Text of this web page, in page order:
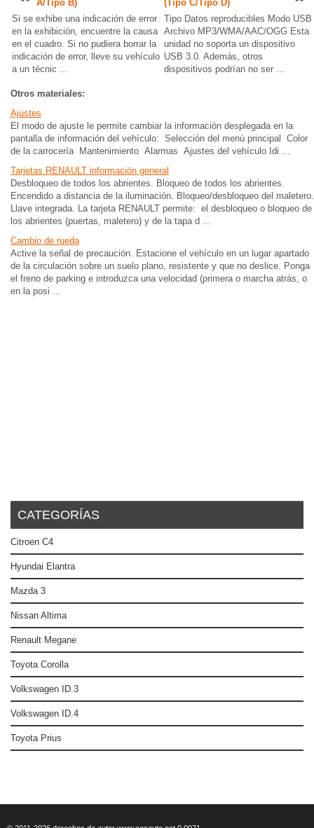
A/Tipo B)
Si se exhibe una indicación de error
en la exhibición, encuentre la causa
en el cuadro. Si no pudiera borrar la
indicación de error, lleve su vehículo
a un técnic ...
(Tipo C/Tipo D)
Tipo Datos reproducibles Modo USB
Archivo MP3/WMA/AAC/OGG Esta
unidad no soporta un dispositivo
USB 3.0. Además, otros
dispositivos podrían no ser ...
Otros materiales:
Ajustes
El modo de ajuste le permite cambiar la información desplegada en la
pantalla de información del vehículo: Selección del menú principal Color
de la carrocería Mantenimiento Alarmas Ajustes del vehículo Idi ...
Tarjetas RENAULT información general
Desbloqueo de todos los abrientes. Bloqueo de todos los abrientes.
Encendido a distancia de la iluminación. Bloqueo/desbloqueo del maletero.
Llave integrada. La tarjeta RENAULT permite: el desbloqueo o bloqueo de
los abrientes (puertas, maletero) y de la tapa d ...
Cambio de rueda
Active la señal de precaución. Estacione el vehículo en un lugar apartado
de la circulación sobre un suelo plano, resistente y que no deslice. Ponga
el freno de parking e introduzca una velocidad (primera o marcha atrás, o
en la posi ...
CATEGORÍAS
Citroen C4
Hyundai Elantra
Mazda 3
Nissan Altima
Renault Megane
Toyota Corolla
Volkswagen ID.3
Volkswagen ID.4
Toyota Prius